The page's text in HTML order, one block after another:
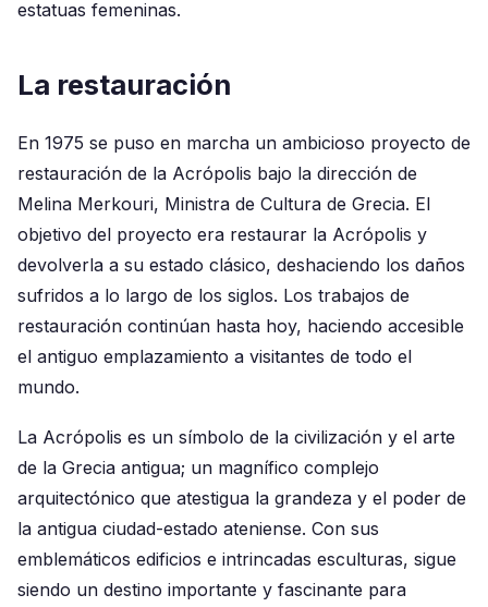
estatuas femeninas.
La restauración
En 1975 se puso en marcha un ambicioso proyecto de
restauración de la Acrópolis bajo la dirección de
Melina Merkouri, Ministra de Cultura de Grecia. El
objetivo del proyecto era restaurar la Acrópolis y
devolverla a su estado clásico, deshaciendo los daños
sufridos a lo largo de los siglos. Los trabajos de
restauración continúan hasta hoy, haciendo accesible
el antiguo emplazamiento a visitantes de todo el
mundo.
La Acrópolis es un símbolo de la civilización y el arte
de la Grecia antigua; un magnífico complejo
arquitectónico que atestigua la grandeza y el poder de
la antigua ciudad-estado ateniense. Con sus
emblemáticos edificios e intrincadas esculturas, sigue
siendo un destino importante y fascinante para